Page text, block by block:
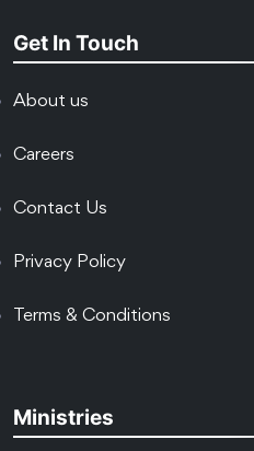
Get In Touch
About us
Careers
Contact Us
Privacy Policy
Terms & Conditions
Ministries